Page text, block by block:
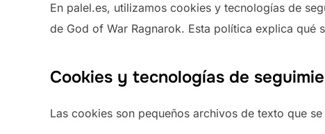
En palel.es, utilizamos cookies y tecnologías de
de God of War Ragnarok. Esta política explica
Cookies y tecnologías de
Las cookies son pequeños archivos de texto que